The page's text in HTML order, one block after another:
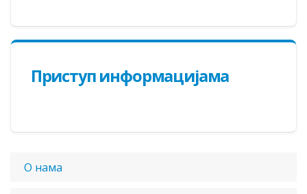
Приступ информацијама
О нама